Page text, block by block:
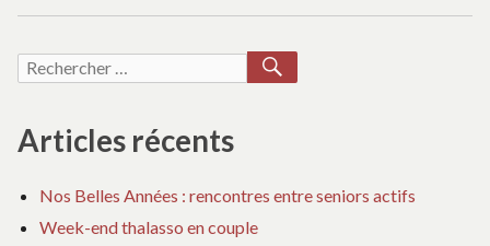
Recherche
Articles récents
Nos Belles Années : rencontres entre seniors actifs
Week-end thalasso en couple